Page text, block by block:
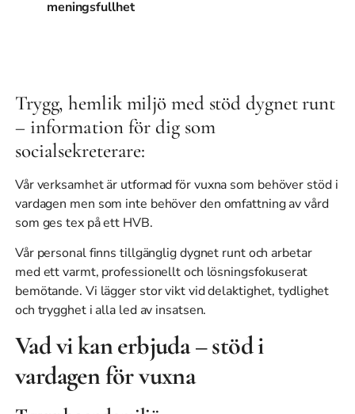
meningsfullhet
Trygg, hemlik miljö med stöd dygnet runt
– information för dig som
socialsekreterare:
Vår verksamhet är utformad för vuxna som behöver stöd i
vardagen men som inte behöver den omfattning av vård
som ges tex på ett HVB.
Vår personal finns tillgänglig dygnet runt och arbetar
med ett varmt, professionellt och lösningsfokuserat
bemötande. Vi lägger stor vikt vid delaktighet, tydlighet
och trygghet i alla led av insatsen.
Vad vi kan erbjuda – stöd i
vardagen för vuxna